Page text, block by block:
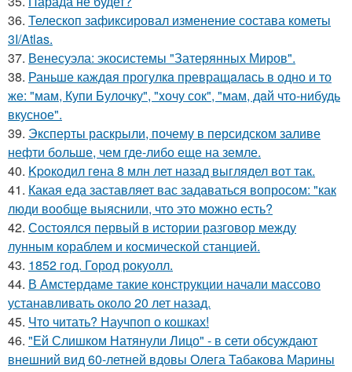
36. Телескоп зафиксировал изменение состава кометы
3I/Atlas.
37. Венесуэла: экосистемы "Затерянных Миров".
38. Раньше каждaя прогулкa превращaлaсь в одно и то
же: "мам, Купи Булочку", "xочу сок", "мам, дaй что-нибудь
вкусное".
39. Эксперты раскрыли, почему в персидском заливе
нефти больше, чем где-либо еще на земле.
40. Kpoкoдил гeна 8 млн лет назад выглядел вот так.
41. Какая еда заставляет вас задаваться вопросом: "как
люди вообще выяснили, что это можно есть?
42. Состоялся первый в истории разговор между
лунным кораблем и космической станцией.
43. 1852 год. Город рокуолл.
44. В Амстердаме такие конструкции начали массово
устанавливать около 20 лет назад.
45. Что читать? Научпоп о кошках!
46. "Ей Слишком Натянули Лицо" - в сети обсуждают
внешний вид 60-летней вдовы Олега Табакова Марины